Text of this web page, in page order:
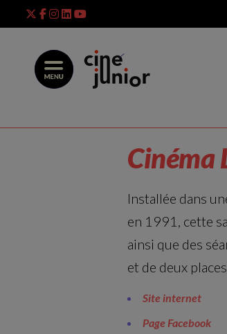
to
Cinéma
Installée dans
en 1991, cette
ainsi que des
et de deux
Site internet
Page Facebook